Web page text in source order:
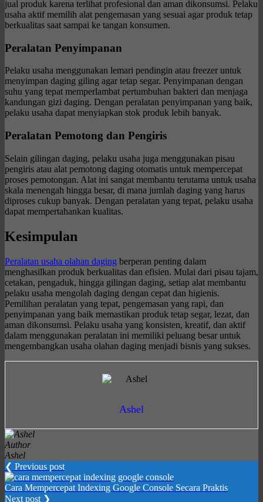
jual produk karena terlihat profesional dan aman dikonsumsi. Pelaku
usaha aktif memilih alat pengemasan yang sesuai agar produk tetap
berkualitas saat sampai ke tangan konsumen.
Peralatan Penyimpanan
Pelaku usaha menggunakan lemari pendingin atau freezer untuk
menyimpan daging giling agar tetap segar. Penyimpanan dengan
suhu yang tepat memperlambat pertumbuhan bakteri dan menjaga
kandungan gizi daging. Dengan peralatan penyimpanan yang baik,
pelaku usaha dapat menyiapkan stok produk lebih banyak.
Peralatan Pemotong dan Pengiris
Selain gilingan daging, pelaku usaha juga menggunakan pisau
pengiris atau alat pemotong daging otomatis untuk mempercepat
proses pemotongan. Alat ini sangat membantu terutama untuk usaha
skala menengah hingga besar, di mana jumlah daging yang harus
diproses cukup banyak. Dengan peralatan yang tepat, pelaku usaha
dapat mempertahankan kualitas.
Kesimpulan
Peralatan usaha olahan daging berperan penting dalam
menghasilkan produk berkualitas dan efisien. Mulai dari pisau tajam,
cetakan, pengaduk, hingga gilingan daging, setiap alat membantu
pelaku usaha mengolah daging dengan cepat dan higienis.
Pemilihan peralatan yang tepat, pengemasan yang rapi, dan
penyimpanan yang baik memastikan produk tetap segar, lezat, dan
aman dikonsumsi. Pelaku usaha yang konsisten, kreatif, dan aktif
dalam menggunakan peralatan ini memiliki peluang besar untuk
mengembangkan usaha olahan daging menjadi bisnis yang sukses.
Ashel
Author
Ashel
❮ Previous post
Cara Mempercepat Indexing Google Console Secara Praktis
Next post ❯